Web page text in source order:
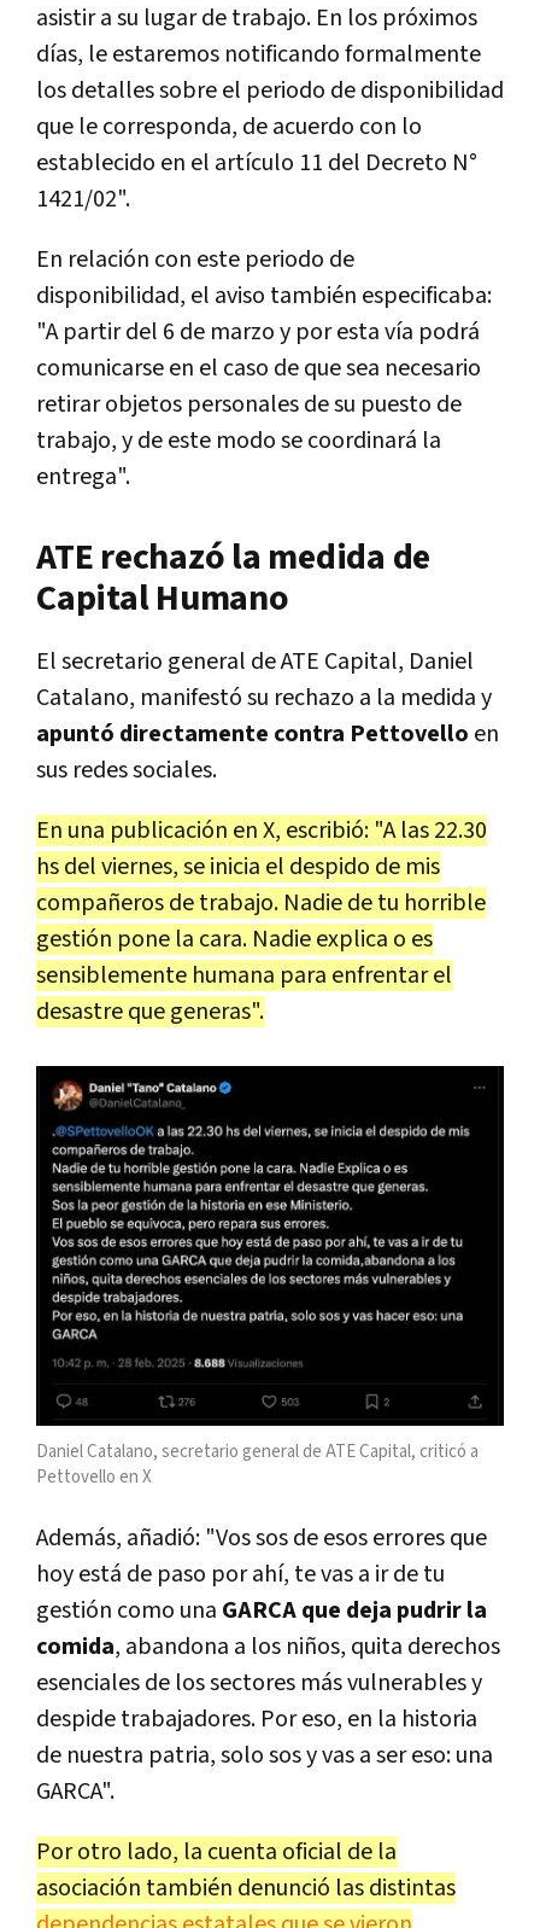
asistir a su lugar de trabajo. En los próximos
días, le estaremos notificando formalmente
los detalles sobre el periodo de disponibilidad
que le corresponda, de acuerdo con lo
establecido en el artículo 11 del Decreto N°
1421/02".
En relación con este periodo de
disponibilidad, el aviso también especificaba:
"A partir del 6 de marzo y por esta vía podrá
comunicarse en el caso de que sea necesario
retirar objetos personales de su puesto de
trabajo, y de este modo se coordinará la
entrega".
ATE rechazó la medida de
Capital Humano
El secretario general de ATE Capital, Daniel
Catalano, manifestó su rechazo a la medida y
apuntó directamente contra Pettovello en
sus redes sociales.
En una publicación en X, escribió: "A las 22.30
hs del viernes, se inicia el despido de mis
compañeros de trabajo. Nadie de tu horrible
gestión pone la cara. Nadie explica o es
sensiblemente humana para enfrentar el
desastre que generas".
Daniel Catalano, secretario general de ATE Capital, criticó a
Pettovello en X
Además, añadió: "Vos sos de esos errores que
hoy está de paso por ahí, te vas a ir de tu
gestión como una GARCA que deja pudrir la
comida, abandona a los niños, quita derechos
esenciales de los sectores más vulnerables y
despide trabajadores. Por eso, en la historia
de nuestra patria, solo sos y vas a ser eso: una
GARCA".
Por otro lado, la cuenta oficial de la
asociación también denunció las distintas